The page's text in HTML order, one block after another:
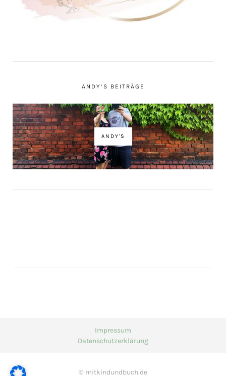
ANDY’S BEITRÄGE
ANDY'S
Impressum
Datenschutzerklärung
© mitkindundbuch.de